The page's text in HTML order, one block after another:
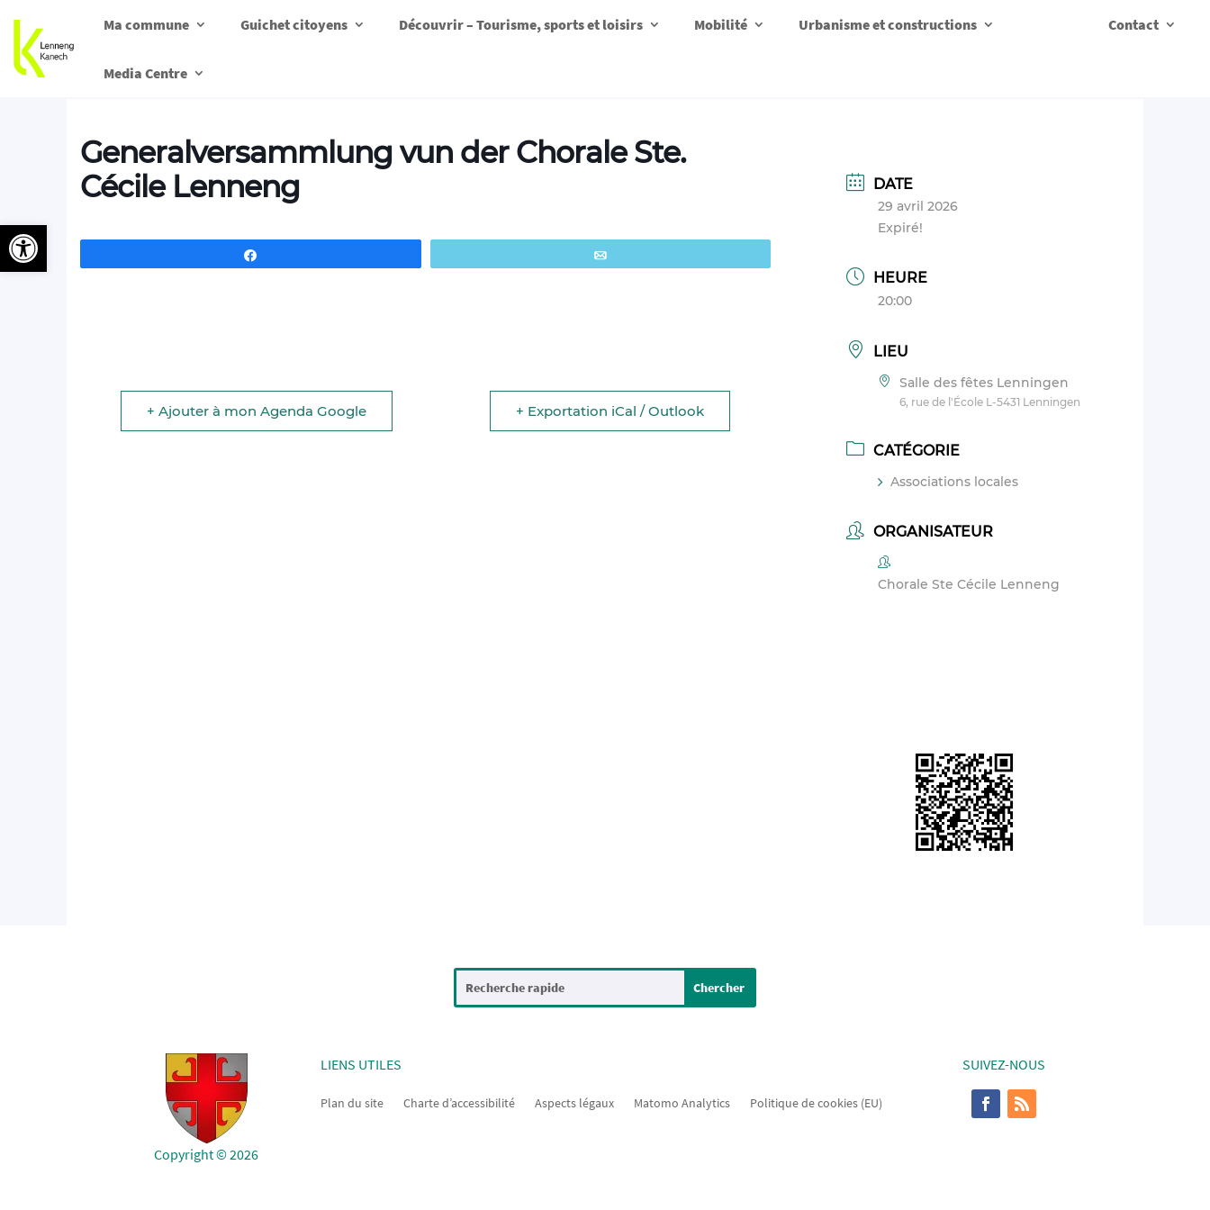
Ma commune Guichet citoyens Découvrir – Tourisme, sports et loisirs Mobilité Urbanisme et constructions Contact
Media Centre
Generalversammlung vun der Chorale Ste.
Cécile Lenneng
+ Ajouter à mon Agenda Google + Exportation iCal / Outlook
DATE
29 avril 2026
Expiré!
HEURE
20:00
LIEU
Salle des fêtes Lenningen
6, rue de l'École L-5431 Lenningen
CATÉGORIE
Associations locales
ORGANISATEUR
Chorale Ste Cécile Lenneng
Copyright © 2026
LIENS UTILES
Plan du site Charte d’accessibilité Aspects légaux Matomo Analytics Politique de cookies (EU)
SUIVEZ-NOUS
Ouvrir la barre d’outils